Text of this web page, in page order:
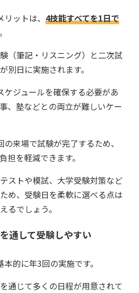
ットは、 4技能すべてを1日で
（筆記・リスニング）と二次試
別日に実施されます。
ケジュールを確保する必要があ
、塾などとの両立が難しいケー
来場で試験が完了するため、
担を軽減できます。
ストや模試、大学受験対策など
め、受験日を柔軟に選べる点は
るでしょう。
通して受験しやすい
的に年3回の実施です。
通じて多くの日程が用意されて